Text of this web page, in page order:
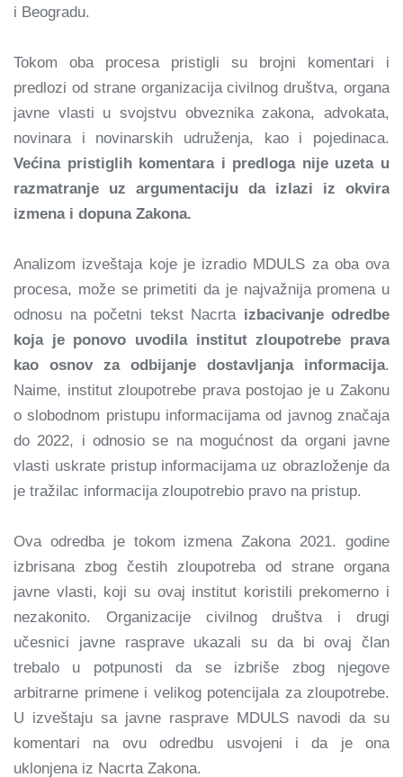
i Beogradu.
Tokom oba procesa pristigli su brojni komentari i
predlozi od strane organizacija civilnog društva, organa
javne vlasti u svojstvu obveznika zakona, advokata,
novinara i novinarskih udruženja, kao i pojedinaca.
Većina pristiglih komentara i predloga nije uzeta u
razmatranje uz argumentaciju da izlazi iz okvira
izmena i dopuna Zakona.
Analizom izveštaja koje je izradio MDULS za oba ova
procesa, može se primetiti da je najvažnija promena u
odnosu na početni tekst Nacrta izbacivanje odredbe
koja je ponovo uvodila institut zloupotrebe prava
kao osnov za odbijanje dostavljanja informacija.
Naime, institut zloupotrebe prava postojao je u Zakonu
o slobodnom pristupu informacijama od javnog značaja
do 2022, i odnosio se na mogućnost da organi javne
vlasti uskrate pristup informacijama uz obrazloženje da
je tražilac informacija zloupotrebio pravo na pristup.
Ova odredba je tokom izmena Zakona 2021. godine
izbrisana zbog čestih zloupotreba od strane organa
javne vlasti, koji su ovaj institut koristili prekomerno i
nezakonito. Organizacije civilnog društva i drugi
učesnici javne rasprave ukazali su da bi ovaj član
trebalo u potpunosti da se izbriše zbog njegove
arbitrarne primene i velikog potencijala za zloupotrebe.
U izveštaju sa javne rasprave MDULS navodi da su
komentari na ovu odredbu usvojeni i da je ona
uklonjena iz Nacrta Zakona.